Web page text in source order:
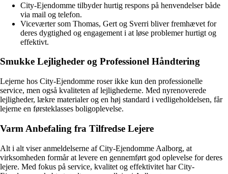
City-Ejendomme tilbyder hurtig respons på henvendelser både
via mail og telefon.
Viceværter som Thomas, Gert og Sverri bliver fremhævet for
deres dygtighed og engagement i at løse problemer hurtigt og
effektivt.
Smukke Lejligheder og Professionel Håndtering
Lejerne hos City-Ejendomme roser ikke kun den professionelle
service, men også kvaliteten af lejlighederne. Med nyrenoverede
lejligheder, lækre materialer og en høj standard i vedligeholdelsen, får
lejerne en førsteklasses boligoplevelse.
Varm Anbefaling fra Tilfredse Lejere
Alt i alt viser anmeldelserne af City-Ejendomme Aalborg, at
virksomheden formår at levere en gennemført god oplevelse for deres
lejere. Med fokus på service, kvalitet og effektivitet har City-